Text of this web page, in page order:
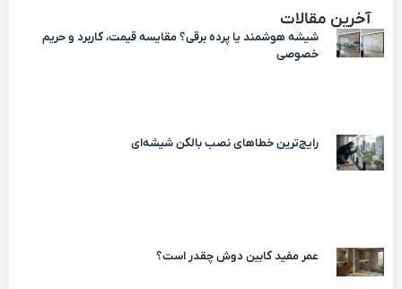
آخرین مقالات
شیشه هوشمند یا پرده برقی؟ مقایسه قیمت، کاربرد و حریم
خصوصی
رایج‌ترین خطاهای نصب بالکن شیشه‌ای
عمر مفید کابین دوش چقدر است؟